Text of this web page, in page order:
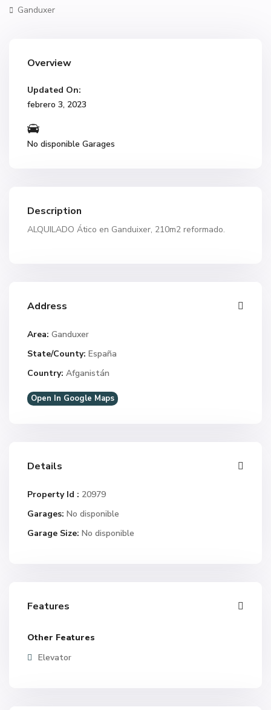
Ganduxer
Overview
Updated On:
febrero 3, 2023
No disponible Garages
Description
ALQUILADO Ático en Ganduixer, 210m2 reformado.
Address
Area: Ganduxer
State/County: España
Country: Afganistán
Open In Google Maps
Details
Property Id : 20979
Garages: No disponible
Garage Size: No disponible
Features
Other Features
Elevator